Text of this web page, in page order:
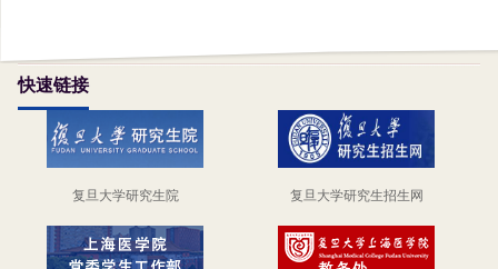
快速链接
复旦大学研究生院 复旦大学研究生招生网